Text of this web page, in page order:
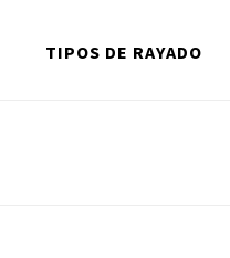
TIPOS DE RAYADO